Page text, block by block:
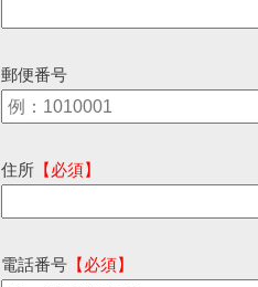
郵便番号
住所 【必須】
電話番号 【必須】